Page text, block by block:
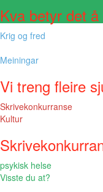
Kva betyr det
Krig og fred
Meiningar
Vi treng fleire
Skrivekonkurranse
Kultur
psykisk helse
Visste du at?